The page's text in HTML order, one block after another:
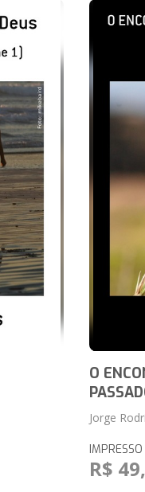
O
Jorge
IMPRESSO
R$